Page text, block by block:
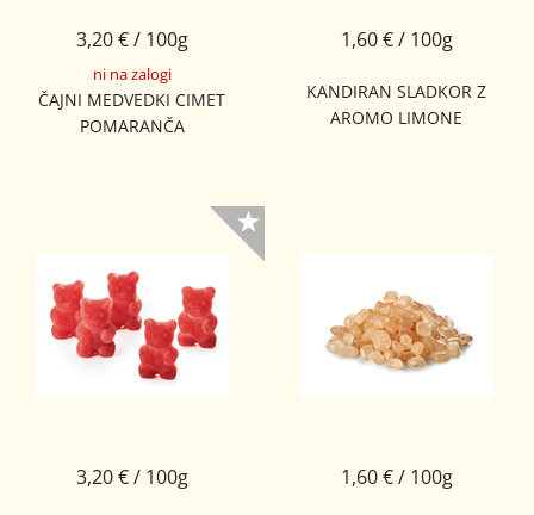
ni na zalogi
ČAJNI MEDVEDKI CIMET
POMARANČA
3,20 € / 100g
KANDIRAN SLADKOR Z
AROMO LIMONE
1,60 € / 100g
3,20 € / 100g 1,60 € / 100g